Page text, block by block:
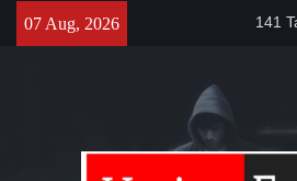
07 Aug, 2026
141